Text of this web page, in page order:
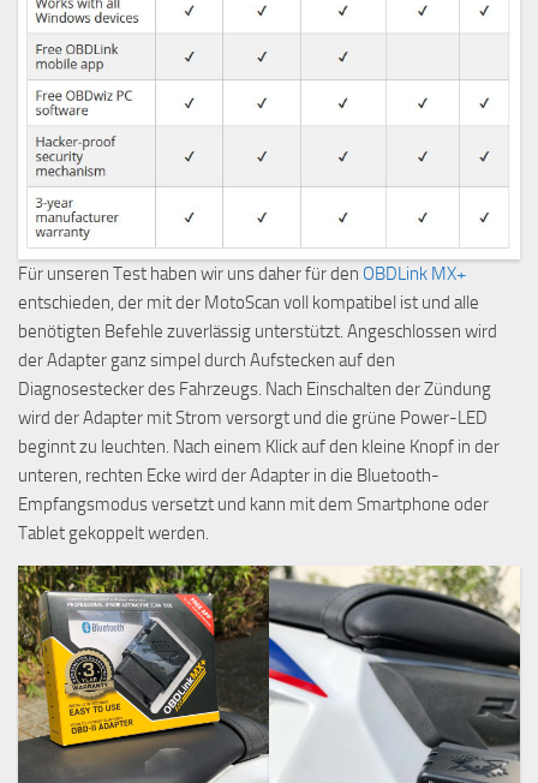
Für unseren Test haben wir uns daher für den OBDLink MX+
entschieden, der mit der MotoScan voll kompatibel ist und alle
benötigten Befehle zuverlässig unterstützt. Angeschlossen wird
der Adapter ganz simpel durch Aufstecken auf den
Diagnosestecker des Fahrzeugs. Nach Einschalten der Zündung
wird der Adapter mit Strom versorgt und die grüne Power-LED
beginnt zu leuchten. Nach einem Klick auf den kleine Knopf in der
unteren, rechten Ecke wird der Adapter in die Bluetooth-
Empfangsmodus versetzt und kann mit dem Smartphone oder
Tablet gekoppelt werden.